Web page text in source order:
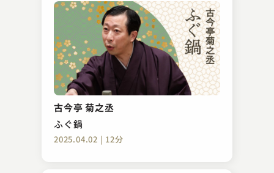
古今亭 菊之丞
ふぐ鍋
2025.04.02 | 12分